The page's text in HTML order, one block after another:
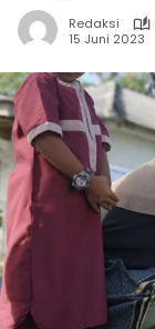
Redaksi
15 Juni 2023